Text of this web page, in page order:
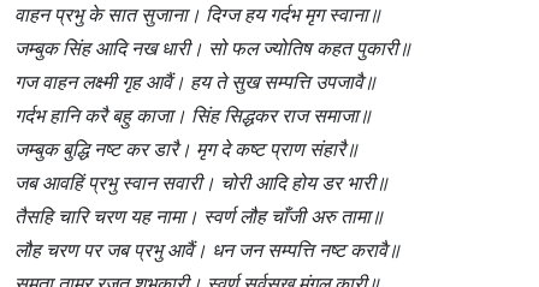
वाहन प्रभु के सात सुजाना। दिग्ज हय गर्दभ मृग स्वाना॥
जम्बुक सिंह आदि नख धारी। सो फल ज्योतिष कहत पुकारी॥
गज वाहन लक्ष्मी गृह आवैं। हय ते सुख सम्पत्ति उपजावै॥
गर्दभ हानि करै बहु काजा। सिंह सिद्धकर राज समाजा॥
जम्बुक बुद्धि नष्ट कर डारै। मृग दे कष्ट प्राण संहारै॥
जब आवहिं प्रभु स्वान सवारी। चोरी आदि होय डर भारी॥
तैसहि चारि चरण यह नामा। स्वर्ण लौह चाँजी अरु तामा॥
लौह चरण पर जब प्रभु आवैं। धन जन सम्पत्ति नष्ट करावै॥